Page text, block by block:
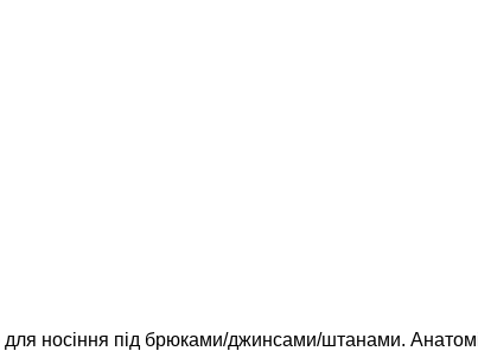
для носіння під брюками/джинсами/штанами.